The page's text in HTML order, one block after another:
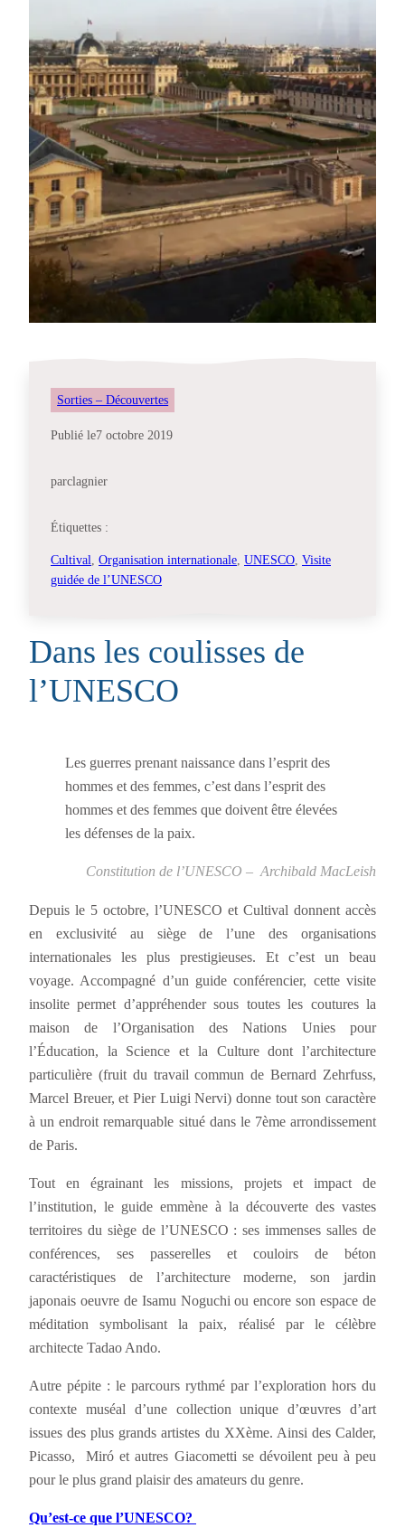
Sorties – Découvertes
Publié le7 octobre 2019
parclagnier
Étiquettes :
Cultival Organisation internationale UNESCO Visite
guidée de l’UNESCO
Dans les coulisses de
l’UNESCO
Les guerres prenant naissance dans l’esprit des
hommes et des femmes, c’est dans l’esprit des
hommes et des femmes que doivent être élevées
les défenses de la paix.
Constitution de l’UNESCO – Archibald MacLeish
Depuis le 5 octobre, l’UNESCO et Cultival donnent accès
en exclusivité au siège de l’une des organisations
internationales les plus prestigieuses. Et c’est un beau
voyage. Accompagné d’un guide conférencier, cette visite
insolite permet d’appréhender sous toutes les coutures la
maison de l’Organisation des Nations Unies pour
l’Éducation, la Science et la Culture dont l’architecture
particulière (fruit du travail commun de Bernard Zehrfuss,
Marcel Breuer, et Pier Luigi Nervi) donne tout son caractère
à un endroit remarquable situé dans le 7ème arrondissement
de Paris.
Tout en égrainant les missions, projets et impact de
l’institution, le guide emmène à la découverte des vastes
territoires du siège de l’UNESCO : ses immenses salles de
conférences, ses passerelles et couloirs de béton
caractéristiques de l’architecture moderne, son jardin
japonais oeuvre de Isamu Noguchi ou encore son espace de
méditation symbolisant la paix, réalisé par le célèbre
architecte Tadao Ando.
Autre pépite : le parcours rythmé par l’exploration hors du
contexte muséal d’une collection unique d’œuvres d’art
issues des plus grands artistes du XXème. Ainsi des Calder,
Picasso, Miró et autres Giacometti se dévoilent peu à peu
pour le plus grand plaisir des amateurs du genre.
Qu’est-ce que l’UNESCO?